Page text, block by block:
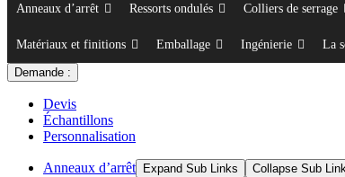
Anneaux d’arrêt
Ressorts ondulés Colliers de serrage
Matériaux et finitions Emballage Ingénierie La
Demande :
Devis
Échantillons
Personnalisation
Anneaux d’arrêt Expand Sub Links Collapse Sub